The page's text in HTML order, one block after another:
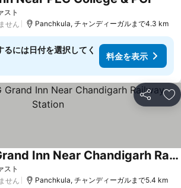
スト
せん Panchkula, チャンディーガルまで4.3 km
には日付を選択してく
料金を表示
シェア お
スト
Hotel The RG Grand Inn Near Chandigarh Railway Station
せん Panchkula, チャンディーガルまで5.4 km